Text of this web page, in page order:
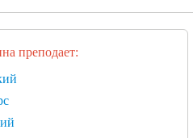
преподает: